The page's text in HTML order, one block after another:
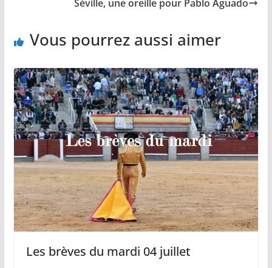
Séville, une oreille pour Pablo Aguado
Vous pourrez aussi aimer
Les brèves du mardi 04 juillet